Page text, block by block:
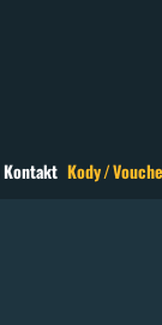
Kontakt Kody /